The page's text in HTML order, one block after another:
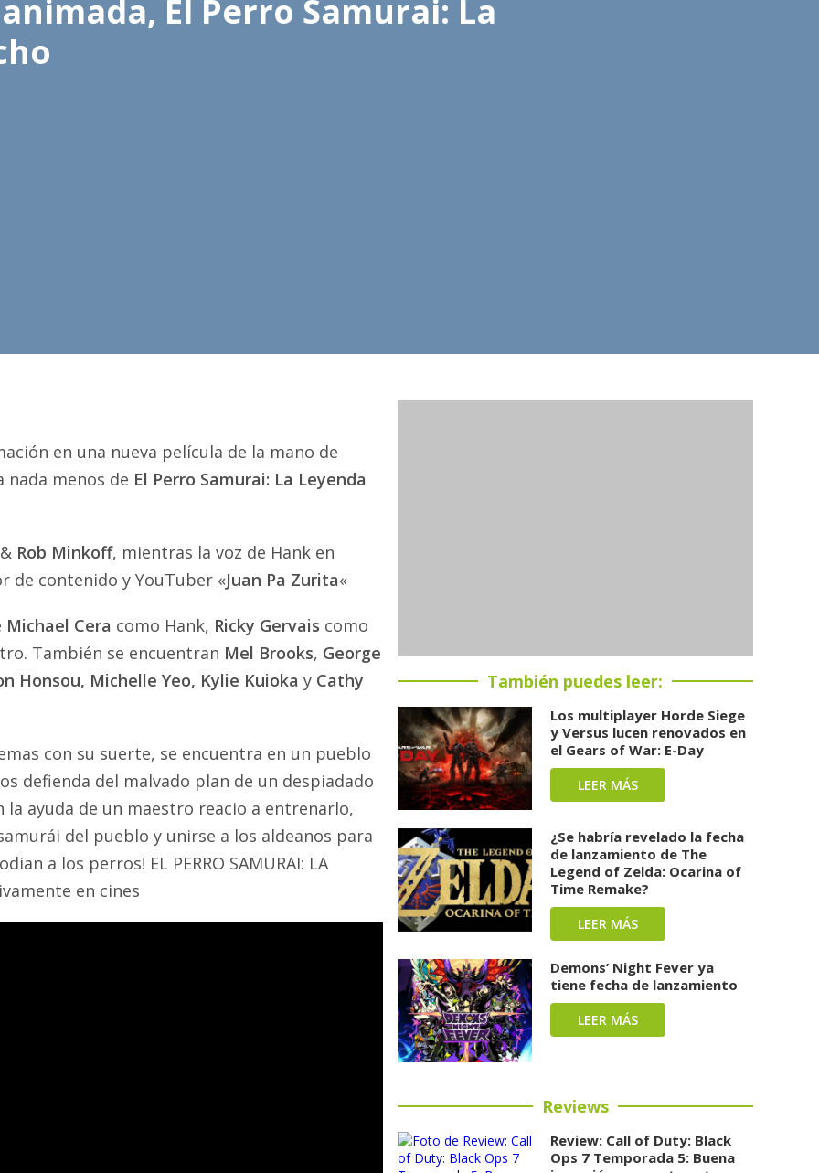
El Perro Samurai: La
en una nueva película de la mano de
nada menos de El Perro Samurai: La Leyenda
Rob Minkoff, mientras la voz de Hank en
de contenido y YouTuber «Juan Pa Zurita«
Michael Cera como Hank, Ricky Gervais como
También se encuentran Mel Brooks, George
Honsou, Michelle Yeo, Kylie Kuioka y Cathy
con su suerte, se encuentra en un pueblo
defienda del malvado plan de un despiadado
ayuda de un maestro reacio a entrenarlo,
del pueblo y unirse a los aldeanos para
a los perros! EL PERRO SAMURAI: LA
en cines
También puedes leer:
Los multiplayer Horde Siege
y Versus lucen renovados en
el Gears of War: E-Day
LEER MÁS
¿Se habría revelado la fecha
de lanzamiento de The
Legend of Zelda: Ocarina of
Time Remake?
LEER MÁS
Demons’ Night Fever ya
tiene fecha de lanzamiento
LEER MÁS
Reviews
Review: Call of Duty: Black
Ops 7 Temporada 5: Buena